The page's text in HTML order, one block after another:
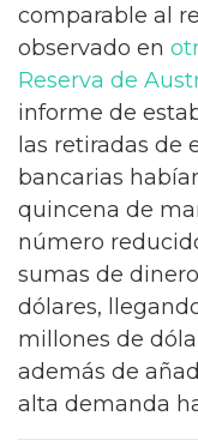
comparable al
observado en
Reserva de
informe de
las retiradas de
bancarias
quincena de
número
sumas de
dólares,
millones de
además de
alta demanda